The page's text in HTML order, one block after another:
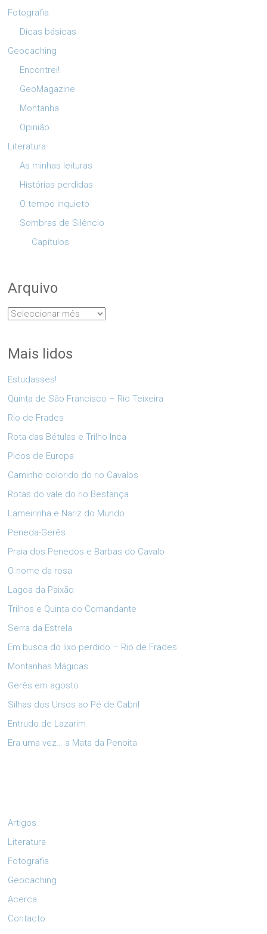
Fotografia
Dicas básicas
Geocaching
Encontrei!
GeoMagazine
Montanha
Opinião
Literatura
As minhas leituras
Histórias perdidas
O tempo inquieto
Sombras de Silêncio
Capítulos
Arquivo
Arquivo
Mais lidos
Estudasses!
Quinta de São Francisco – Rio Teixeira
Rio de Frades
Rota das Bétulas e Trilho Inca
Picos de Europa
Caminho colorido do rio Cavalos
Rotas do vale do rio Bestança
Lameirinha e Nariz do Mundo
Peneda-Gerês
Praia dos Penedos e Barbas do Cavalo
O nome da rosa
Lagoa da Paixão
Trilhos e Quinta do Comandante
Serra da Estrela
Em busca do lixo perdido – Rio de Frades
Montanhas Mágicas
Gerês em agosto
Silhas dos Ursos ao Pé de Cabril
Entrudo de Lazarim
Era uma vez… a Mata da Penoita
Artigos
Literatura
Fotografia
Geocaching
Acerca
Contacto